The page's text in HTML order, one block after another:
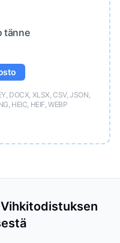
tänne
DOCX, XLSX, CSV, JSON,
HEIC, HEIF, WEBP